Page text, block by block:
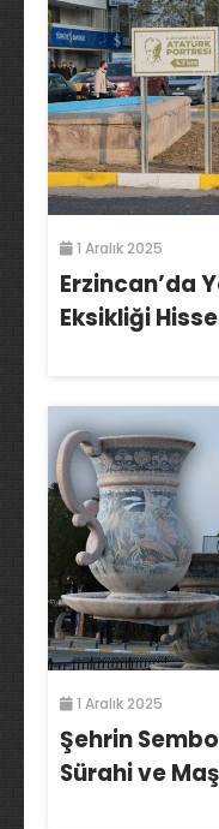
1 Aralık 2025
Erzincan’da
Eksikliği
1 Aralık 2025
Şehrin
Sürahi ve